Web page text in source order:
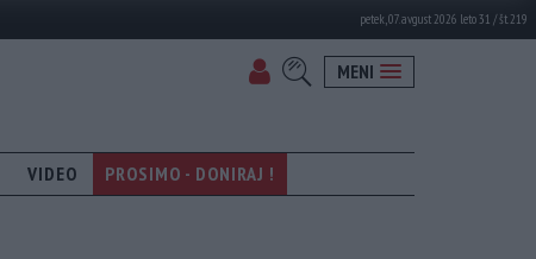
petek, 07. avgust 2026 leto 31 / št. 219
MENI
VIDEO PROSIMO - DONIRAJ !